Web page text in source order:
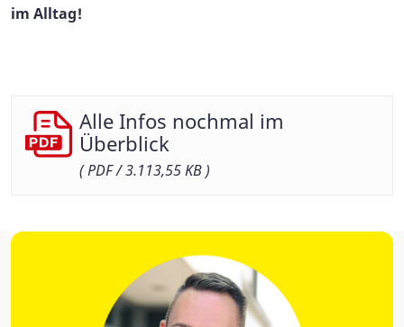
im Alltag!
Alle Infos nochmal im
Überblick
( PDF / 3.113,55 KB )